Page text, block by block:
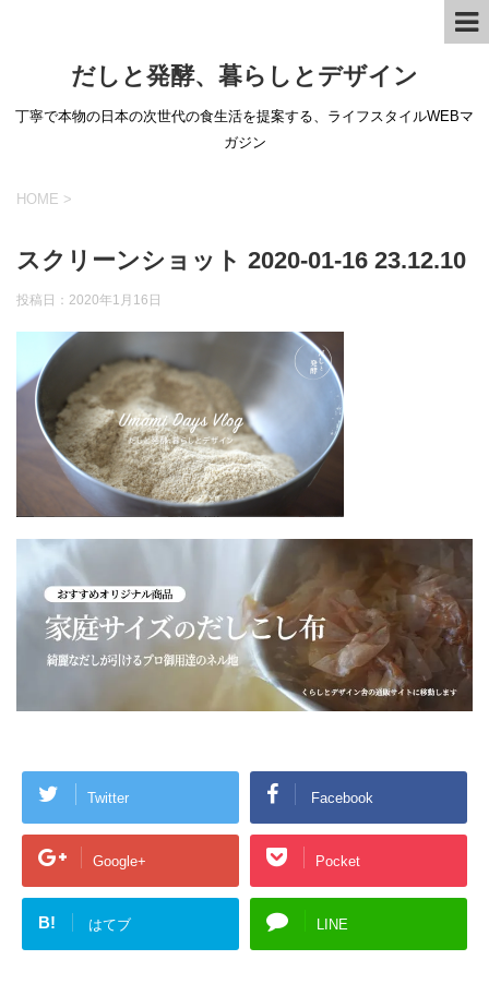
だしと発酵、暮らしとデザイン
丁寧で本物の日本の次世代の食生活を提案する、ライフスタイルWEBマ
ガジン
HOME >
スクリーンショット 2020-01-16 23.12.10
投稿日： 2020年1月16日
Twitter Facebook
Google+ Pocket
B! はてブ LINE